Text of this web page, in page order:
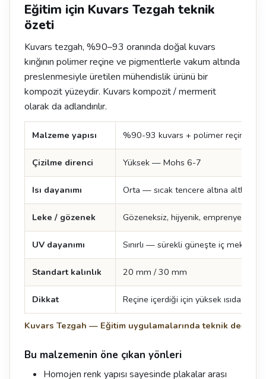
Eğitim için Kuvars Tezgah teknik
özeti
Kuvars tezgah, %90–93 oranında doğal kuvars
kırığının polimer reçine ve pigmentlerle vakum altında
preslenmesiyle üretilen mühendislik ürünü bir
kompozit yüzeydir. Kuvars kompozit / mermerit
olarak da adlandırılır.
Kuvars Tezgah — Eğitim uygulamalarında teknik
Malzeme yapısı %90-93 kuvars + polimer reçine +
Çizilme direnci Yüksek — Mohs 6-7
Isı dayanımı Orta — sıcak tencere altına altlık şart
Leke / gözenek Gözeneksiz, hijyenik, emprenye
UV dayanımı Sınırlı — sürekli güneşte iç mekan
Standart kalınlık 20 mm / 30 mm
Dikkat Reçine içerdiği için yüksek ısıda iz
Bu malzemenin öne çıkan yönleri
Homojen renk yapısı sayesinde plakalar arası